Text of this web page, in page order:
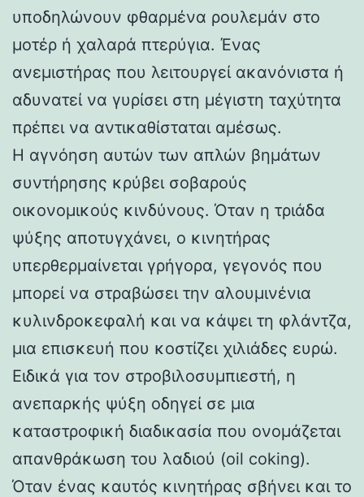
υποδηλώνουν φθαρμένα ρουλεμάν στο
μοτέρ ή χαλαρά πτερύγια. Ένας
ανεμιστήρας που λειτουργεί ακανόνιστα ή
αδυνατεί να γυρίσει στη μέγιστη ταχύτητα
πρέπει να αντικαθίσταται αμέσως.
Η αγνόηση αυτών των απλών βημάτων
συντήρησης κρύβει σοβαρούς
οικονομικούς κινδύνους. Όταν η τριάδα
ψύξης αποτυγχάνει, ο κινητήρας
υπερθερμαίνεται γρήγορα, γεγονός που
μπορεί να στραβώσει την αλουμινένια
κυλινδροκεφαλή και να κάψει τη φλάντζα,
μια επισκευή που κοστίζει χιλιάδες ευρώ.
Ειδικά για τον στροβιλοσυμπιεστή, η
ανεπαρκής ψύξη οδηγεί σε μια
καταστροφική διαδικασία που ονομάζεται
απανθράκωση του λαδιού (oil coking).
Όταν ένας καυτός κινητήρας σβήνει και το